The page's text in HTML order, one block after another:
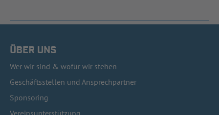
ÜBER UNS
Wer wir sind & wofür wir stehen
Geschäftsstellen und Ansprechpartner
Sponsoring